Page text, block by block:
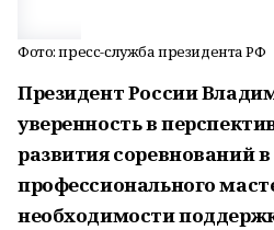
Фото: пресс-служба президента РФ
Президент России
уверенность в
развития соревнований
профессионального
необходимости